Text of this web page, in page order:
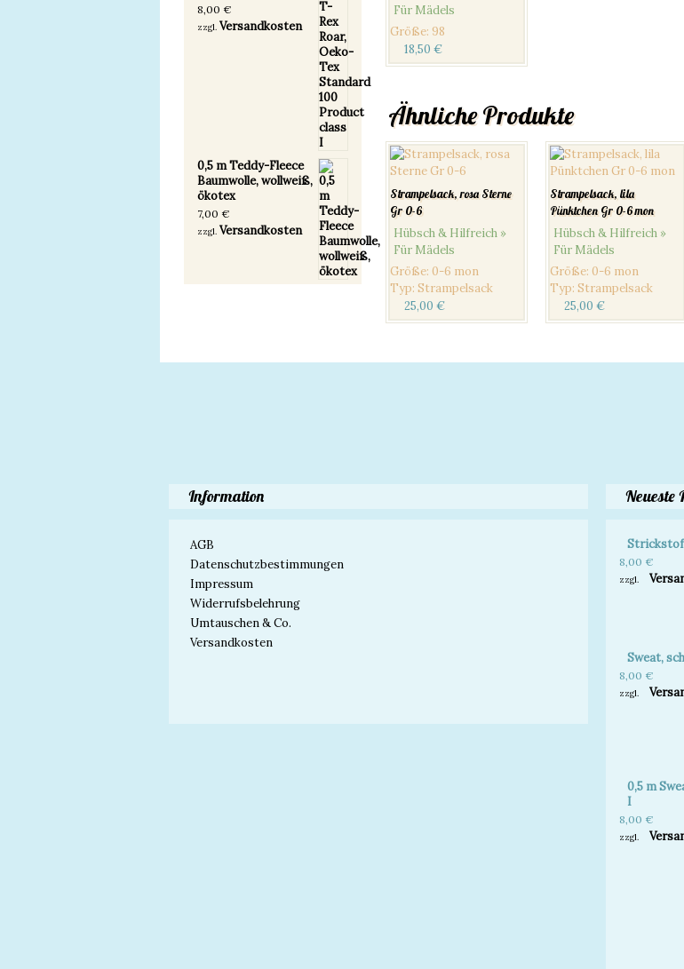
Für Mädels
Größe: 98
18,50 €
Ähnliche Produkte
Strampelsack, rosa Sterne
Gr 0-6
Hübsch & Hilfreich »
Für Mädels
Größe: 0-6 mon
Typ: Strampelsack
25,00 €
Strampelsack, lila
Pünktchen Gr 0-6 mon
Hübsch & Hilfreich »
Für Mädels
Größe: 0-6 mon
Typ:Strampelsack
25,00€
8,00 €
zzgl. Versandkosten
0,5 m Teddy-Fleece
Baumwolle, wollweiß,
ökotex
7,00 €
zzgl. Versandkosten
Information
AGB
Datenschutzbestimmungen
Impressum
Widerrufsbelehrung
Umtauschen & Co.
Versandkosten
Neueste
8,00 €
zzgl.
Sweat,
8,00 €
zzgl.
0,5 m
I
8,00 €
zzgl.